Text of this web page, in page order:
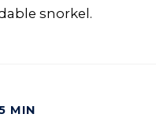
snorkel.
MIN